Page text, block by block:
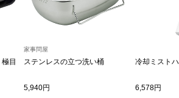
ウオッチ
目
家事問屋
ステンレスの立つ洗い桶
5,940円
冷却ミスト
6,578円